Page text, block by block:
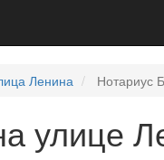
Ленина Нотариус
улице